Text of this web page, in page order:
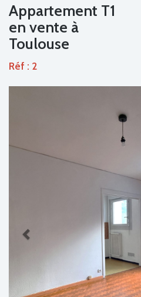
Appartement T1
en vente à
Toulouse
Réf : 2